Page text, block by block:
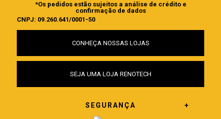
*Os pedidos estão sujeitos a análise de crédito e
confirmação de dados
CNPJ: 09.260.641/0001-50
CONHEÇA NOSSAS LOJAS
SEJA UMA LOJA RENOTECH
SEGURANÇA